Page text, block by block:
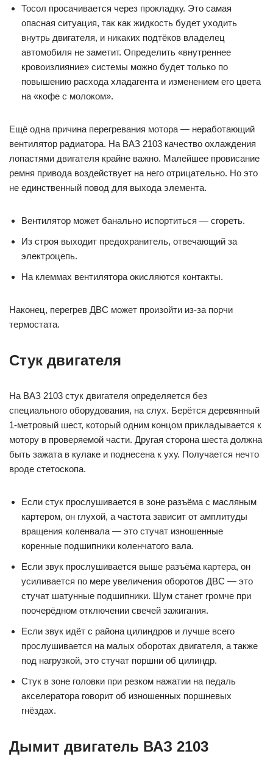
Тосол просачивается через прокладку. Это самая
опасная ситуация, так как жидкость будет уходить
внутрь двигателя, и никаких подтёков владелец
автомобиля не заметит. Определить «внутреннее
кровоизлияние» системы можно будет только по
повышению расхода хладагента и изменением его цвета
на «кофе с молоком».
Ещё одна причина перегревания мотора — неработающий
вентилятор радиатора. На ВАЗ 2103 качество охлаждения
лопастями двигателя крайне важно. Малейшее провисание
ремня привода воздействует на него отрицательно. Но это
не единственный повод для выхода элемента.
Вентилятор может банально испортиться — сгореть.
Из строя выходит предохранитель, отвечающий за
электроцепь.
На клеммах вентилятора окисляются контакты.
Наконец, перегрев ДВС может произойти из-за порчи
термостата.
Стук двигателя
На ВАЗ 2103 стук двигателя определяется без
специального оборудования, на слух. Берётся деревянный
1-метровый шест, который одним концом прикладывается к
мотору в проверяемой части. Другая сторона шеста должна
быть зажата в кулаке и поднесена к уху. Получается нечто
вроде стетоскопа.
Если стук прослушивается в зоне разъёма с масляным
картером, он глухой, а частота зависит от амплитуды
вращения коленвала — это стучат изношенные
коренные подшипники коленчатого вала.
Если звук прослушивается выше разъёма картера, он
усиливается по мере увеличения оборотов ДВС — это
стучат шатунные подшипники. Шум станет громче при
поочерёдном отключении свечей зажигания.
Если звук идёт с района цилиндров и лучше всего
прослушивается на малых оборотах двигателя, а также
под нагрузкой, это стучат поршни об цилиндр.
Стук в зоне головки при резком нажатии на педаль
акселератора говорит об изношенных поршневых
гнёздах.
Дымит двигатель ВАЗ 2103